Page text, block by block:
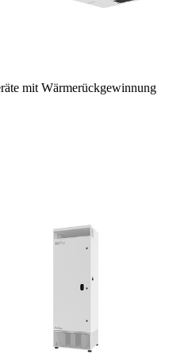
mit Wärmerückgewinnung